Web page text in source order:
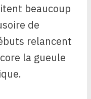
beaucoup
de
relancent
la gueule